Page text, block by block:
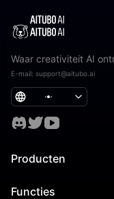
Waar creativiteit AI
E-mail: support@aitubo.ai
Producten
Functies